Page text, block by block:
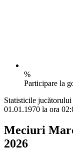
%
Participare la
Statisticile
01.01.1970 la ora
Meciuri
2026